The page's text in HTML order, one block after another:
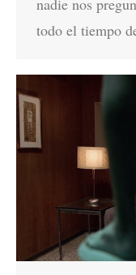
todo el tiempo